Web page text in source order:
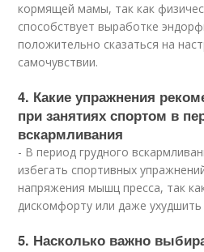
кормящей мамы, так как
способствует выработке
положительно сказаться на
самочувствии.
4. Какие упражнения
при занятиях спортом в
вскармливания
- В период грудного
избегать спортивных
напряжения мышц пресса, так
дискомфорту или даже
5. Насколько важно